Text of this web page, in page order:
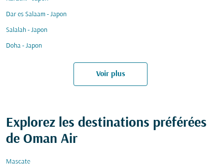
Dar es Salaam - Japon
Salalah - Japon
Doha - Japon
Voir plus
Explorez les destinations préférées
de Oman Air
Mascate